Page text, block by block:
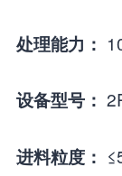
处理能力：
设备型号：
进料粒度：